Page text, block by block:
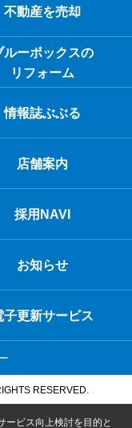
不動産を売却
ルーボックスの
リフォーム
情報誌ぶぶる
店舗案内
採用NAVI
お知らせ
子更新サービス
RESERVED.
ービス向上検討を目的と